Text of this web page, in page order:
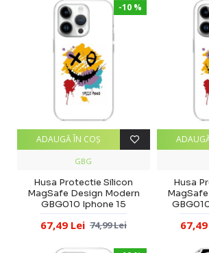
-10 %
GBG
Husa Protectie Silicon
MagSafe Design Modern
GBG010 Iphone 15
67,49 Lei 74,99 Lei
ADAUGĂ ÎN COŞ
Husa